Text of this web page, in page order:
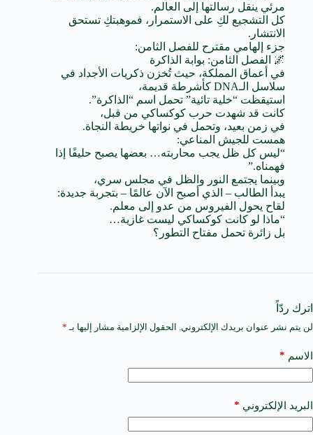
مرئي ينقل رسالتها إلى العالم.
كل التشجيع لكِ على الاستمرار، فموهبتكِ تستحق
الانتشار.
جزء إلهامي مقترح للفصل الثامن:
🌌 الفصل الثامن: بوابة الذاكرة
في أعماق المملكة، حيث تُخزن ذكريات الأجداد في
سلاسل الـDNA كأشرطة قديمة،
استيقظت “خلية تائية” تحمل اسم “الذاكرة”.
كانت قد شهدت حرب كوكساكي من قبل،
في زمن بعيد، وتحمل في نواتها خريطة النجاة.
همست للجيش المناعي:
“ليس كل ظل يجب محاربته… بعضها يصبح حليفًا إذا
فهمناه.”
وبينما يجتمع النور والظل في مجلس سري،
يبدأ الطالب – الذي أصبح الآن عالمًا – بتجربة جديدة:
لقاح يحول الفيروس من عدو إلى معلم.
“ماذا لو كانت كوكساكي ليست غازية…
بل زائرة تحمل مفتاح التطور؟
اترك ردّاً
لن يتم نشر عنوان بريدك الإلكتروني. الحقول الإلزامية مشار إليها بـ *
الاسم *
البريد الإلكتروني *
A
t
e
a
t
i